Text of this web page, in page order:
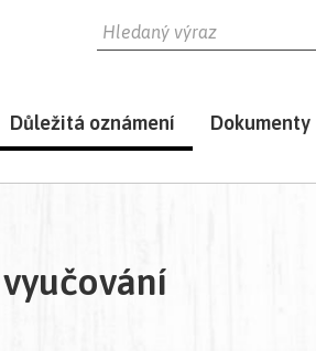
Důležitá oznámení Dokumenty